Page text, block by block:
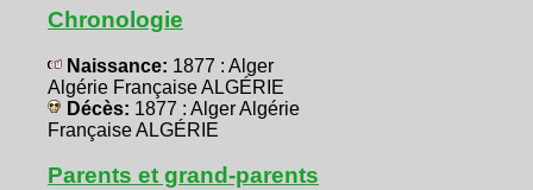
Chronologie
Naissance: 1877 : Alger
Algérie Française ALGÉRIE
Décès: 1877 : Alger Algérie
Française ALGÉRIE
Parents et grand-parents